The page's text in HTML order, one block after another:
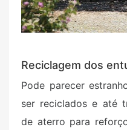
Reciclagem dos
Pode parecer
ser reciclados e até
de aterro para